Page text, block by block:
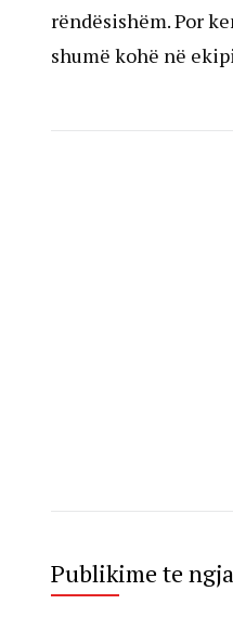
rëndësishëm. Por
shumë kohë në
Publikime te